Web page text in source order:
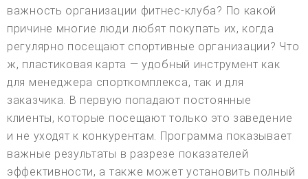
важность организации фитнес-клуба? По какой
причине многие люди любят покупать их, когда
регулярно посещают спортивные организации? Что
ж, пластиковая карта — удобный инструмент как
для менеджера спорткомплекса, так и для
заказчика. В первую попадают постоянные
клиенты, которые посещают только это заведение
и не уходят к конкурентам. Программа показывает
важные результаты в разрезе показателей
эффективности, а также может установить полный